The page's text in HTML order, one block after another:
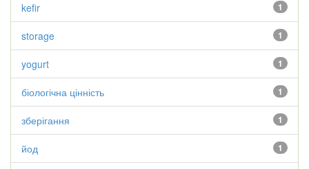
1
kefir
1
storage
1
yogurt
1
біологічна цінність
1
зберігання
1
йод